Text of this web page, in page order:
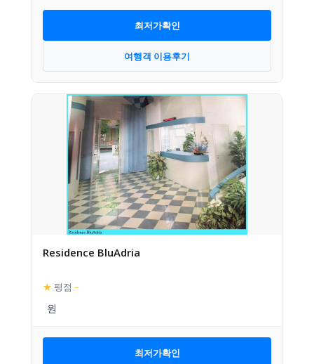
최저가확인
여행객 이용후기
Residence BluAdria
★ 평점 –
최저가확인